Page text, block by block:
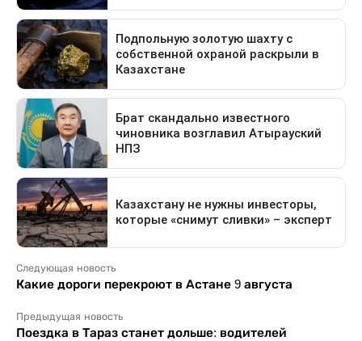
Следующая новость
Какие дороги перекроют в Астане 9 августа
Предыдущая новость
Поездка в Тараз станет дольше: водителей